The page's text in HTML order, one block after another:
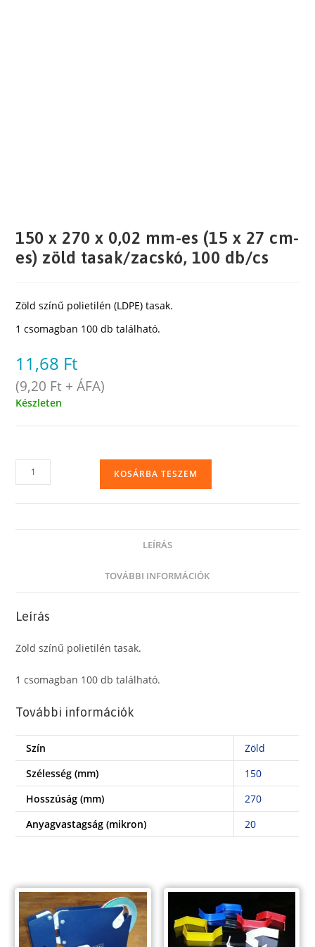
150 x 270 x 0,02 mm-es (15 x 27 cm-
es) zöld tasak/zacskó, 100 db/cs
Zöld színű polietilén (LDPE) tasak.
1 csomagban 100 db található.
11,68 Ft
(9,20 Ft + ÁFA)
Készleten
150
x
x
cm-
zöld
100
db/cs
mennyiség
KOSÁRBA TESZEM
LEÍRÁS
TOVÁBBI INFORMÁCIÓK
Leírás
Zöld színű polietilén tasak.
1 csomagban 100 db található.
További információk
Szín
Zöld
Szélesség (mm)
150
Hosszúság (mm)
270
Anyagvastagság (mikron)
20